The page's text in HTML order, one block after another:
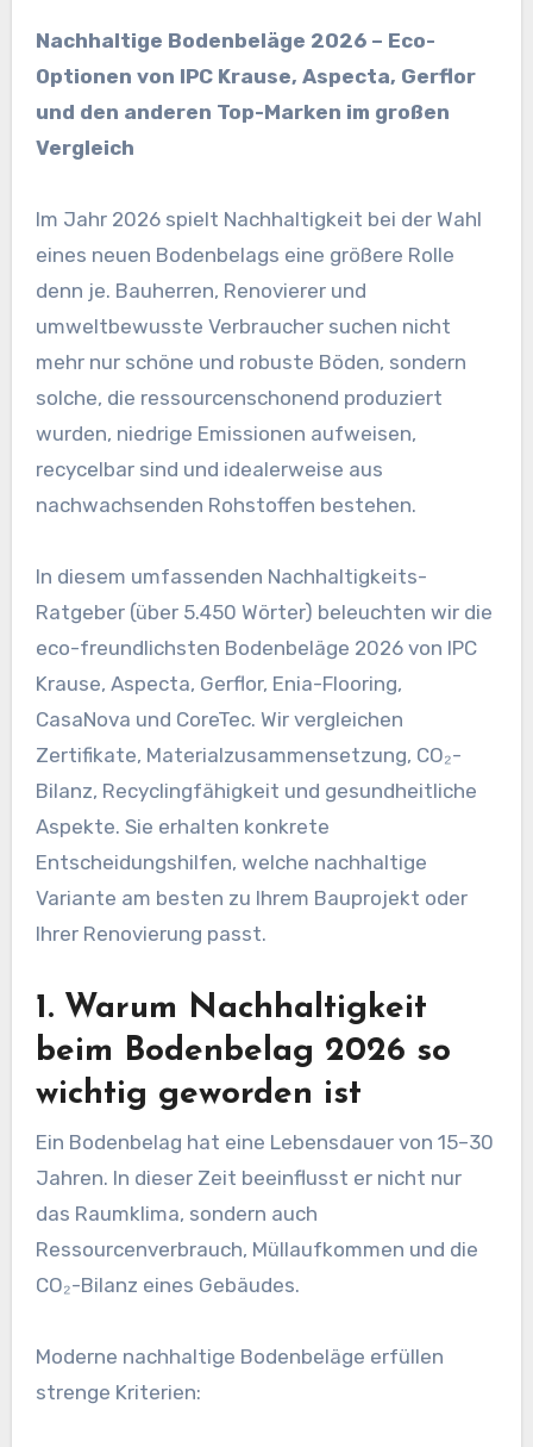
Nachhaltige Bodenbeläge 2026 – Eco-
Optionen von IPC Krause, Aspecta, Gerflor
und den anderen Top-Marken im großen
Vergleich
Im Jahr 2026 spielt Nachhaltigkeit bei der Wahl
eines neuen Bodenbelags eine größere Rolle
denn je. Bauherren, Renovierer und
umweltbewusste Verbraucher suchen nicht
mehr nur schöne und robuste Böden, sondern
solche, die ressourcenschonend produziert
wurden, niedrige Emissionen aufweisen,
recycelbar sind und idealerweise aus
nachwachsenden Rohstoffen bestehen.
In diesem umfassenden Nachhaltigkeits-
Ratgeber (über 5.450 Wörter) beleuchten wir die
eco-freundlichsten Bodenbeläge 2026 von IPC
Krause, Aspecta, Gerflor, Enia-Flooring,
CasaNova und CoreTec. Wir vergleichen
Zertifikate, Materialzusammensetzung, CO₂-
Bilanz, Recyclingfähigkeit und gesundheitliche
Aspekte. Sie erhalten konkrete
Entscheidungshilfen, welche nachhaltige
Variante am besten zu Ihrem Bauprojekt oder
Ihrer Renovierung passt.
1. Warum Nachhaltigkeit
beim Bodenbelag 2026 so
wichtig geworden ist
Ein Bodenbelag hat eine Lebensdauer von 15–30
Jahren. In dieser Zeit beeinflusst er nicht nur
das Raumklima, sondern auch
Ressourcenverbrauch, Müllaufkommen und die
CO₂-Bilanz eines Gebäudes.
Moderne nachhaltige Bodenbeläge erfüllen
strenge Kriterien: